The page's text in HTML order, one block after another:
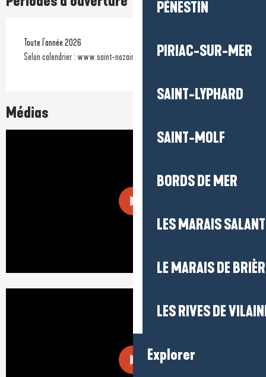
PÉNESTIN
PIRIAC-SUR-MER
SAINT-LYPHARD
SAINT-MOLF
BORDS DE MER
LES MARAIS
LE MARAIS DE
LES RIVES DE
Explorer
Toute l'année 2026
Selon calendrier : www.saint-nazaire-tourisme.com
Médias